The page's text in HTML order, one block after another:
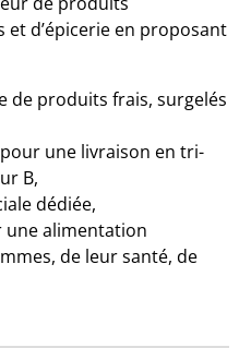
d’épicerie en proposant
de produits frais, surgelés
une livraison en tri-
B,
dédiée,
une alimentation
de leur santé, de